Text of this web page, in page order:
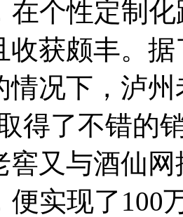
个性定制化
收获颇丰。
情况下，泸
得了不错的
窖又与酒仙
便实现了100